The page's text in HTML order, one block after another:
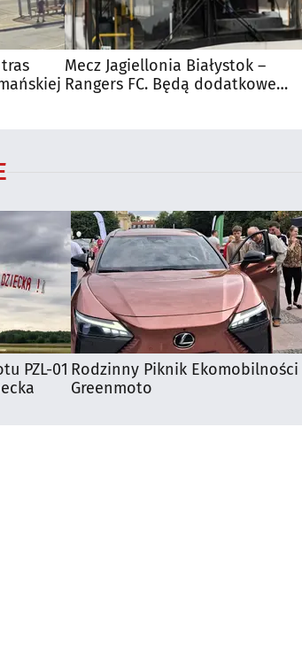
Mecz Jagiellonia Białystok –
Rangers FC. Będą dodatkowe
PZL-01 Rodzinny Piknik Ekomobilności
Greenmoto